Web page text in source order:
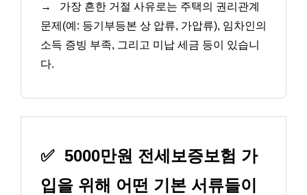
→
가장 흔한 거절 사유로는 주택의 권리관계
문제(예: 등기부등본 상 압류, 가압류), 임차인의
소득 증빙 부족, 그리고 미납 세금 등이 있습니
다.
✅ 5000만원 전세보증보험 가
입을 위해 어떤 기본 서류들이